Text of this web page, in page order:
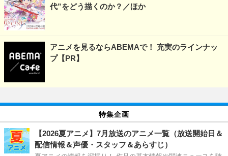
代”をどう描くのか？／ほか
アニメを見るならABEMAで！ 充実のラインナッ
プ【PR】
特集企画
【2026夏アニメ】7月放送のアニメ一覧（放送開始日＆
配信情報＆声優・スタッフ＆あらすじ）